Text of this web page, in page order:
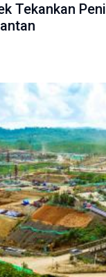
Tekankan